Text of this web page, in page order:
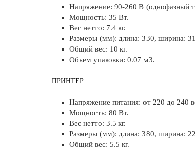
Напряжение: 90-260 В (однофазный
Мощность: 35 Вт.
Вес нетто: 7.4 кг.
Размеры (мм): длина: 330, ширина:
Общий вес: 10 кг.
Объем упаковки: 0.07 м3.
ПРИНТЕР
Напряжение питания: от 220 до 240
Мощность: 80 Вт.
Вес нетто: 3.5 кг.
Размеры (мм): длина: 380, ширина:
Общий вес: 5.5 кг.